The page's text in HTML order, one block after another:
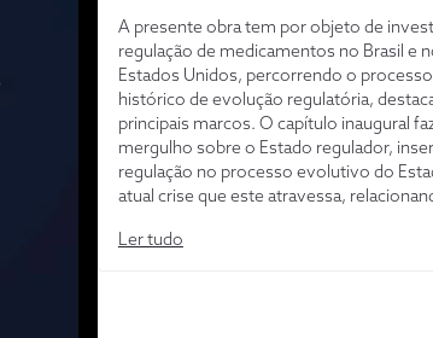
A presente obra tem por objeto de
regulação de medicamentos no Brasil e
Estados Unidos, percorrendo o processo
histórico de evolução regulatória,
principais marcos. O capítulo inaugural
mergulho sobre o Estado regulador,
regulação no processo evolutivo do
atual crise que este atravessa,
das agências reguladoras, a
Ler tudo